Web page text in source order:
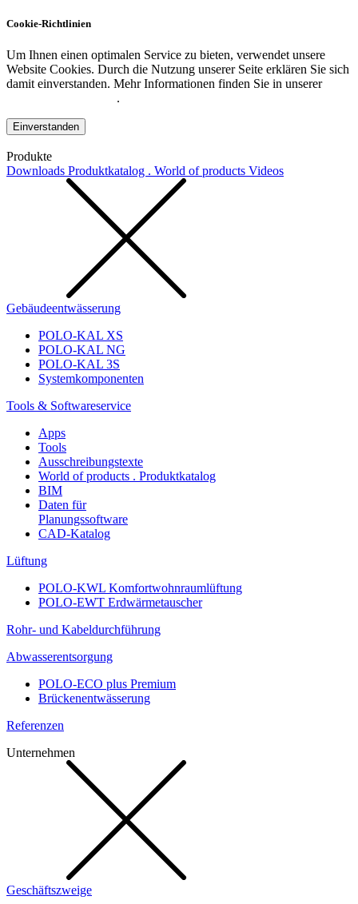
Cookie-Richtlinien
Um Ihnen einen optimalen Service zu bieten, verwendet unsere
Website Cookies. Durch die Nutzung unserer Seite erklären Sie sich
damit einverstanden. Mehr Informationen finden Sie in unserer
.
Einverstanden
Produkte
Downloads Produktkatalog . World of products Videos
Gebäudeentwässerung
POLO-KAL XS
POLO-KAL NG
POLO-KAL 3S
Systemkomponenten
Tools & Softwareservice
Apps
Tools
Ausschreibungstexte
World of products . Produktkatalog
BIM
Daten für
Planungssoftware
CAD-Katalog
Lüftung
POLO-KWL Komfortwohnraumlüftung
POLO-EWT Erdwärmetauscher
Rohr- und Kabeldurchführung
Abwasserentsorgung
POLO-ECO plus Premium
Brückenentwässerung
Referenzen
Unternehmen
Geschäftszweige